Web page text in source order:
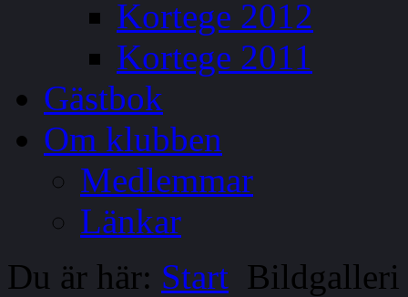
Kortege 2012
Kortege 2011
Gästbok
Om klubben
Medlemmar
Länkar
Du är här: Start Bildgalleri